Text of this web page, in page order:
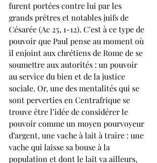
furent portées contre lui par les
grands prêtres et notables juifs de
Césarée (Ac 25, 1-12). C’est à ce type de
pouvoir que Paul pense au moment où
il enjoint aux chrétiens de Rome de se
soumettre aux autorités : un pouvoir
au service du bien et de la justice
sociale. Or, une des mentalités qui se
sont perverties en Centrafrique se
trouve être l’idée de considérer le
pouvoir comme un moyen pourvoyeur
d’argent, une vache à lait à traire : une
vache qui laisse sa bouse à la
population et dont le lait va ailleurs,